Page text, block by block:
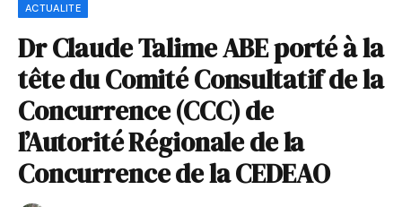
ACTUALITE
Dr Claude Talime ABE porté à la
tête du Comité Consultatif de la
Concurrence (CCC) de
l’Autorité Régionale de la
Concurrence de la CEDEAO